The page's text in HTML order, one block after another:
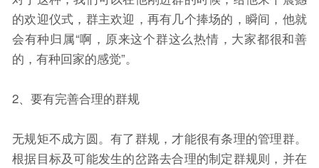
的欢迎仪式，群主欢迎，再有几个捧场的，瞬间，他就
会有种归属“啊，原来这个群这么热情，大家都很和善
的，有种回家的感觉”。
2、要有完善合理的群规
无规矩不成方圆。有了群规，才能很有条理的管理群。
根据目标及可能发生的岔路去合理的制定群规则，并在